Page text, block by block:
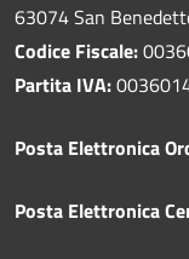
63074 San
Codice Fiscale:
Partita IVA:
Posta Elettronica
Posta Elettronica